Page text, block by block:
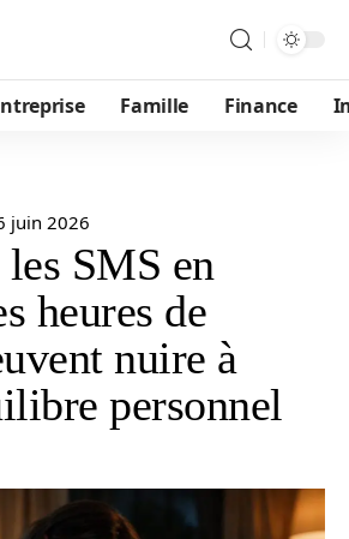
Famille Finance
juin 2026
SMS en
heures de
nuire à
personnel